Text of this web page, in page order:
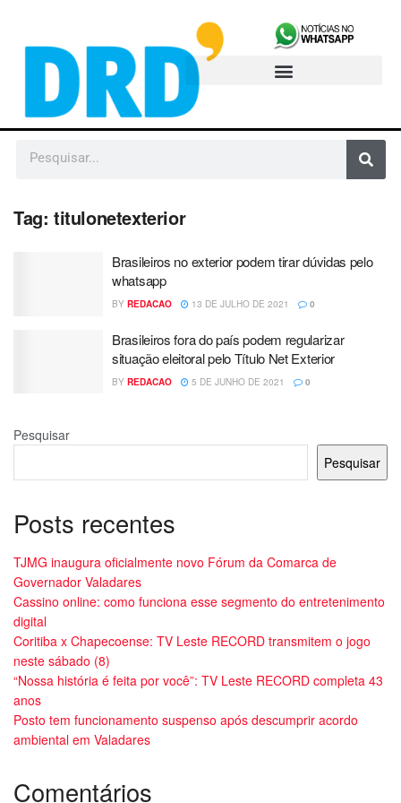
Tag: titulonetexterior
Brasileiros no exterior podem tirar dúvidas pelo
whatsapp
BY REDACAO 13 DE JULHO DE 2021 0
Brasileiros fora do país podem regularizar
situação eleitoral pelo Título Net Exterior
BY REDACAO 5 DE JUNHO DE 2021 0
Pesquisar
Pesquisar
Posts recentes
TJMG inaugura oficialmente novo Fórum da Comarca de
Governador Valadares
Cassino online: como funciona esse segmento do entretenimento
digital
Coritiba x Chapecoense: TV Leste RECORD transmitem o jogo
neste sábado (8)
“Nossa história é feita por você”: TV Leste RECORD completa 43
anos
Posto tem funcionamento suspenso após descumprir acordo
ambiental em Valadares
Comentários